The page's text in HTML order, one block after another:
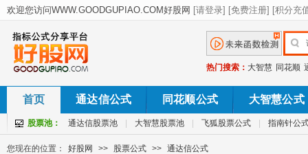
热门搜索： 大智慧 同花顺
首页 通达信公式 同花顺公式 大智慧公式
股票池： 通达信股票池 大智慧股票池 飞狐股票公式 指南针公
您现在的位置： 好股网 >> 股票公式 >> 通达信公式